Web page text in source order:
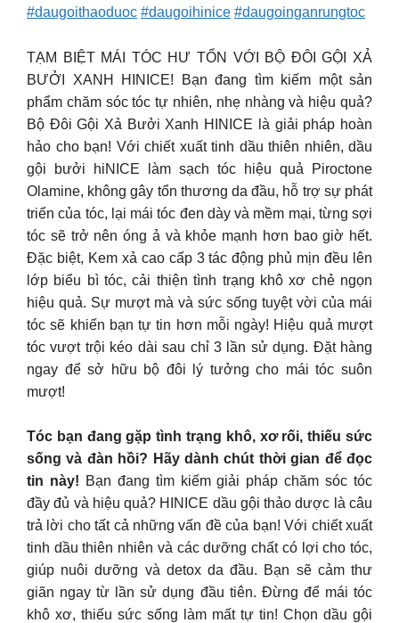
#daugoithaoduoc #daugoihinice #daugoinganrungtoc
TẠM BIỆT MÁI TÓC HƯ TỔN VỚI BỘ ĐÔI GỘI XẢ
BƯỞI XANH HINICE! Bạn đang tìm kiếm một sản
phẩm chăm sóc tóc tự nhiên, nhẹ nhàng và hiệu quả?
Bộ Đôi Gội Xả Bưởi Xanh HINICE là giải pháp hoàn
hảo cho bạn! Với chiết xuất tinh dầu thiên nhiên, dầu
gội bưởi hiNICE làm sạch tóc hiệu quả Piroctone
Olamine, không gây tổn thương da đầu, hỗ trợ sự phát
triển của tóc, lại mái tóc đen dày và mềm mại, từng sợi
tóc sẽ trở nên óng ả và khỏe mạnh hơn bao giờ hết.
Đặc biệt, Kem xả cao cấp 3 tác động phủ mịn đều lên
lớp biểu bì tóc, cải thiện tình trạng khô xơ chẻ ngọn
hiệu quả. Sự mượt mà và sức sống tuyệt vời của mái
tóc sẽ khiến bạn tự tin hơn mỗi ngày! Hiệu quả mượt
tóc vượt trội kéo dài sau chỉ 3 lần sử dụng. Đặt hàng
ngay để sở hữu bộ đôi lý tưởng cho mái tóc suôn
mượt!
Tóc bạn đang gặp tình trạng khô, xơ rối, thiếu sức
sống và đàn hồi? Hãy dành chút thời gian để đọc
tin này! Bạn đang tìm kiếm giải pháp chăm sóc tóc
đầy đủ và hiệu quả? HINICE dầu gội thảo dược là câu
trả lời cho tất cả những vấn đề của bạn! Với chiết xuất
tinh dầu thiên nhiên và các dưỡng chất có lợi cho tóc,
giúp nuôi dưỡng và detox da đầu. Bạn sẽ cảm thư
giãn ngay từ lần sử dụng đầu tiên. Đừng để mái tóc
khô xơ, thiếu sức sống làm mất tự tin! Chọn dầu gội